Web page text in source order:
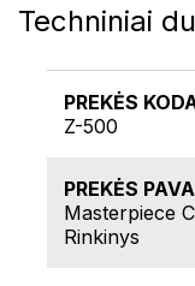
Techniniai
PREKĖS
Z-500
PREKĖS
Masterpiece
Rinkinys